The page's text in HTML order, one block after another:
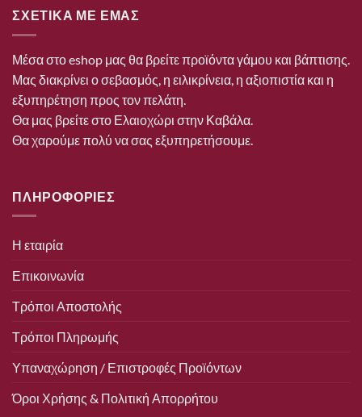
ΣΧΕΤΙΚΑ ΜΕ ΕΜΑΣ
Μέσα στο eshop μας θα βρείτε προϊόντα γάμου και βάπτισης.
Μας διακρίνει ο σεβασμός, η ειλικρίνεια, η αξιοπιστία και η
εξυπηρέτηση προς τον πελάτη.
Θα μας βρείτε στο Ελαιοχώρι στην Καβάλα.
Θα χαρούμε πολύ να σας εξυπηρετήσουμε.
ΠΛΗΡΟΦΟΡΙΕΣ
Η εταιρία
Επικοινωνία
Τρόποι Αποστολής
Τρόποι Πληρωμής
Υπαναχώρηση / Επιστροφές Προϊόντων
Όροι Χρήσης & Πολιτική Απορρήτου